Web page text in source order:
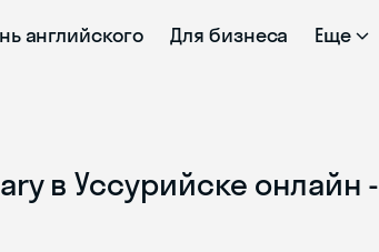
английского Для бизнеса Еще
в Уссурийске онлайн -